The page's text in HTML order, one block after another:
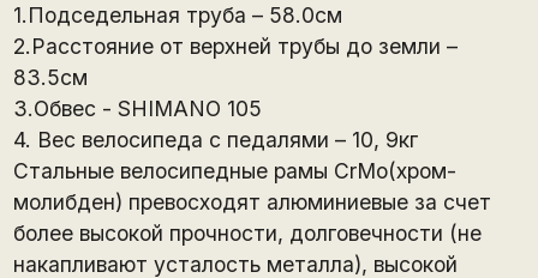
1.Подседельная труба – 58.0см
2.Расстояние от верхней трубы до земли –
83.5см
3.Обвес - SHIMANO 105
4. Вес велосипеда с педалями – 10, 9кг
Стальные велосипедные рамы CrMo(хром-
молибден) превосходят алюминиевые за счет
более высокой прочности, долговечности (не
накапливают усталость металла), высокой